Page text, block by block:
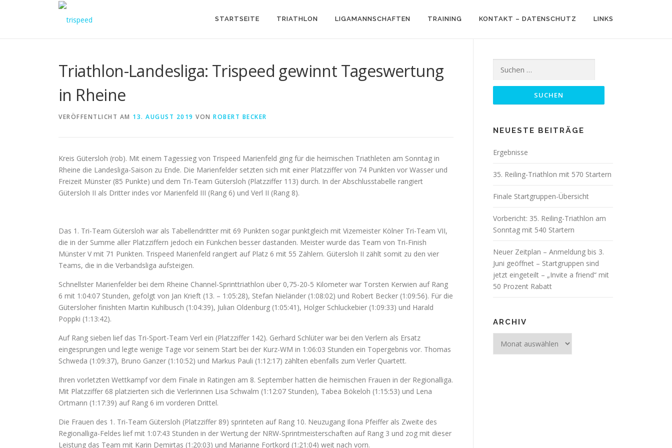
STARTSEITE TRIATHLON LIGAMANNSCHAFTEN TRAINING KONTAKT – DATENSCHUTZ LINKS
Triathlon-Landesliga: Trispeed gewinnt Tageswertung
in Rheine
VERÖFFENTLICHT AM 13. AUGUST 2019 VON ROBERT BECKER
Kreis Gütersloh (rob). Mit einem Tagessieg von Trispeed Marienfeld ging für die heimischen Triathleten am Sonntag in
Rheine die Landesliga-Saison zu Ende. Die Marienfelder setzten sich mit einer Platzziffer von 74 Punkten vor Wasser und
Freizeit Münster (85 Punkte) und dem Tri-Team Gütersloh (Platzziffer 113) durch. In der Abschlusstabelle rangiert
Gütersloh II als Dritter indes vor Marienfeld III (Rang 6) und Verl II (Rang 8).
Das 1. Tri-Team Gütersloh war als Tabellendritter mit 69 Punkten sogar punktgleich mit Vizemeister Kölner Tri-Team VII,
die in der Summe aller Platzziffern jedoch ein Fünkchen besser dastanden. Meister wurde das Team von Tri-Finish
Münster V mit 71 Punkten. Trispeed Marienfeld rangiert auf Platz 6 mit 55 Zählern. Gütersloh II zählt somit zu den vier
Teams, die in die Verbandsliga aufsteigen.
Schnellster Marienfelder bei dem Rheine Channel-Sprinttriathlon über 0,75-20-5 Kilometer war Torsten Kerwien auf Rang
6 mit 1:04:07 Stunden, gefolgt von Jan Krieft (13. – 1:05:28), Stefan Nieländer (1:08:02) und Robert Becker (1:09:56). Für die
Gütersloher finishten Martin Kuhlbusch (1:04:39), Julian Oldenburg (1:05:41), Holger Schluckebier (1:09:33) und Harald
Poppki (1:13:42).
Auf Rang sieben lief das Tri-Sport-Team Verl ein (Platzziffer 142). Gerhard Schlüter war bei den Verlern als Ersatz
eingesprungen und legte wenige Tage vor seinem Start bei der Kurz-WM in 1:06:03 Stunden ein Topergebnis vor. Thomas
Schweda (1:09:37), Bruno Ganzer (1:10:52) und Markus Pauli (1:12:17) zählten ebenfalls zum Verler Quartett.
Ihren vorletzten Wettkampf vor dem Finale in Ratingen am 8. September hatten die heimischen Frauen in der Regionalliga.
Mit Platzziffer 68 platzierten sich die Verlerinnen Lisa Schwalm (1:12:07 Stunden), Tabea Bökeloh (1:15:53) und Lena
Ortmann (1:17:39) auf Rang 6 im vorderen Drittel.
Die Frauen des 1. Tri-Team Gütersloh (Platzziffer 89) sprinteten auf Rang 10. Neuzugang Ilona Pfeiffer als Zweite des
Regionalliga-Feldes lief mit 1:07:43 Stunden in der Wertung der NRW-Sprintmeisterschaften auf Rang 3 und zog mit dieser
Leistung das Team mit Karin Demirtas (1:20:03) und Marianne Fortkord (1:21:04) weit nach vorn.
nach:
NEUESTE BEITRÄGE
Ergebnisse
35. Reiling-Triathlon mit 570 Startern
Finale Startgruppen-Übersicht
Vorbericht: 35. Reiling-Triathlon am
Sonntag mit 540 Startern
Neuer Zeitplan – Anmeldung bis 3.
Juni geöffnet – Startgruppen sind
jetzt eingeteilt – „Invite a friend“ mit
50 Prozent Rabatt
ARCHIV